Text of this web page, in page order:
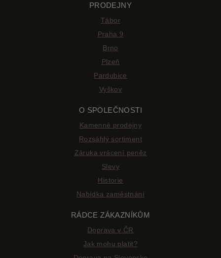
PRODEJNY
Tábor
Praha 9
Brno
Plzeň
Pardubice
Vyškov
O SPOLEČNOSTI
Kamenné prodejny
Rozsáhlý sortiment
Záruka vrácení peněz
Slevy
Historie
Nabídka zaměstnání
RÁDCE ZÁKAZNÍKŮM
Doprava v ČR
Jak mohu platit?